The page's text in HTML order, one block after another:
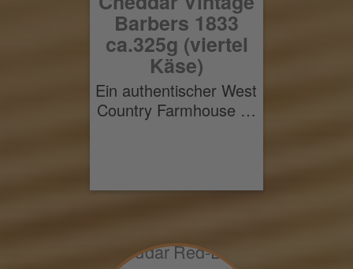
Barbers 1833
ca.325g (viertel
Käse)
Ein authentischer West
Country Farmhouse …